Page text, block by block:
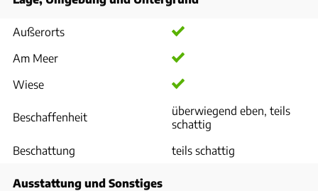
Außerorts
Am Meer
Wiese
Beschaffenheit
überwiegend eben, teils
schattig
Beschattung
teils schattig
Ausstattung und Sonstiges